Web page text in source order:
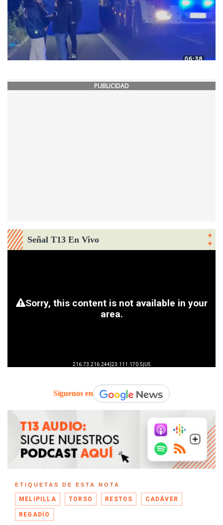
PUBLICIDAD
Señal T13 En Vivo
Síguenos en
ETIQUETAS DE ESTA NOTA
MELIPILLA TORSO RESTOS CADÁVER
REGADÍO